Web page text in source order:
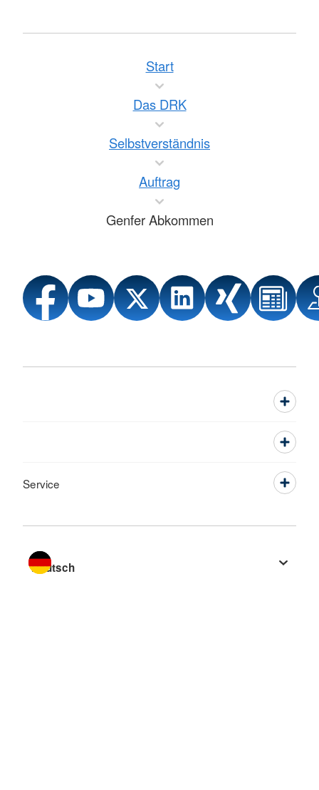
Start
Das DRK
Selbstverständnis
Auftrag
Genfer Abkommen
Service
Sprache wechseln zu